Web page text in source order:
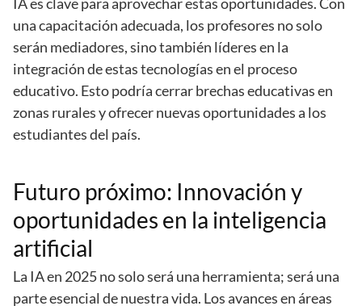
una capacitación adecuada, los profesores no solo
serán mediadores, sino también líderes en la
integración de estas tecnologías en el proceso
educativo. Esto podría cerrar brechas educativas en
zonas rurales y ofrecer nuevas oportunidades a los
estudiantes del país.
Futuro próximo: Innovación y
oportunidades en la inteligencia
artificial
La IA en 2025 no solo será una herramienta; será una
parte esencial de nuestra vida. Los avances en áreas